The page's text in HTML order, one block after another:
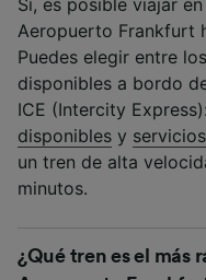
Sí, es posible viajar
Aeropuerto Frankfurt
Puedes elegir entre
disponibles a bordo
ICE (Intercity
disponibles y
un tren de alta
minutos.
¿Qué tren es el más